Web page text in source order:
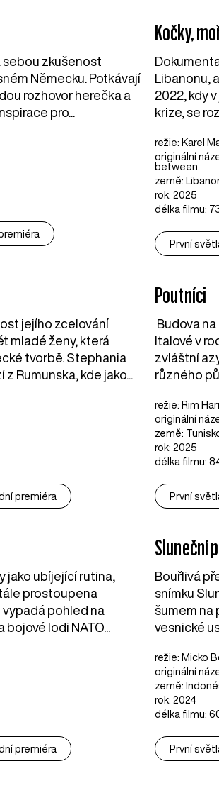
sebou zkušenost
Německu. Potkávají
rozhovor herečka a
pro...
Kočky,
Libanonu,
2022, kdy
krize, se
režie: Karel
originální
between.
země:
rok: 2025
délka filmu:
První
jejího zcelování
mladé ženy, která
tvorbě. Stephania
Rumunska, kde jako...
premiéra
Poutníci
Budova
Italové v
zvláštní
různého
režie: Rim
země:
rok: 2025
délka filmu:
První
jako ubíjející rutina,
prostoupena
vypadá pohled na
lodi NATO...
premiéra
Sluneční
Bouřlivá
snímku
šumem na
vesnické
režie: Micko
originální
země:
rok: 2024
délka filmu:
První